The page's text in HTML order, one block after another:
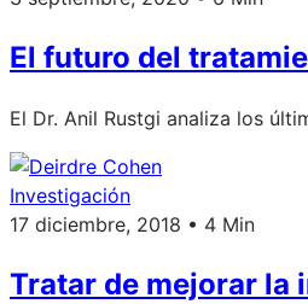
El futuro del
El Dr. Anil Rustgi analiza los
Investigación
17 diciembre, 2018 • 4 Min
Tratar de mejorar la